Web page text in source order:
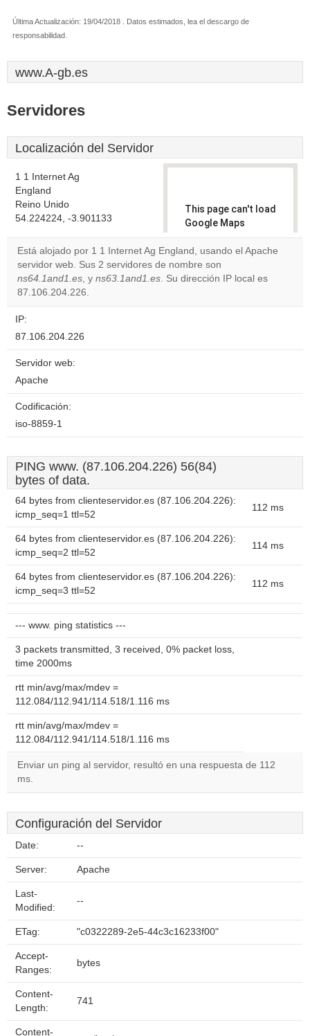
Última Actualización: 19/04/2018 . Datos estimados, lea el descargo de
responsabilidad.
www.A-gb.es
Servidores
Localización del Servidor
1 1 Internet Ag
England
Reino Unido
54.224224, -3.901133
This page can't load
Google Maps
correctly.
Do you
own this
OK
Está alojado por 1 1 Internet Ag England, usando el Apache
servidor web. Sus 2 servidores de nombre son
ns64.1and1.es, y ns63.1and1.es. Su dirección IP local es
87.106.204.226.
IP:
87.106.204.226
Servidor web:
Apache
Codificación:
iso-8859-1
PING www. (87.106.204.226) 56(84)
bytes of data.
64 bytes from clienteservidor.es (87.106.204.226):
icmp_seq=1 ttl=52
112 ms
64 bytes from clienteservidor.es (87.106.204.226):
icmp_seq=2 ttl=52
114 ms
64 bytes from clienteservidor.es (87.106.204.226):
icmp_seq=3 ttl=52
112 ms
--- www. ping statistics ---
3 packets transmitted, 3 received, 0% packet loss,
time 2000ms
rtt min/avg/max/mdev =
112.084/112.941/114.518/1.116 ms
rtt min/avg/max/mdev =
112.084/112.941/114.518/1.116 ms
Enviar un ping al servidor, resultó en una respuesta de 112
ms.
Configuración del Servidor
Date: --
Server: Apache
Last-
Modified:
--
ETag: "c0322289-2e5-44c3c16233f00"
Accept-
Ranges:
bytes
Content-
Length:
741
Content-